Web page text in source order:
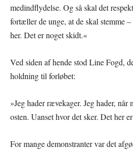
medindflydelse. Og så skal det
fortæller de unge, at de skal stemme
her. Det er noget skidt.«
Ved siden af hende stod Line Fogd,
holdning til forløbet:
»Jeg hader rævekager. Jeg hader, når
osten. Uanset hvor det sker. Det her
For mange demonstranter var det